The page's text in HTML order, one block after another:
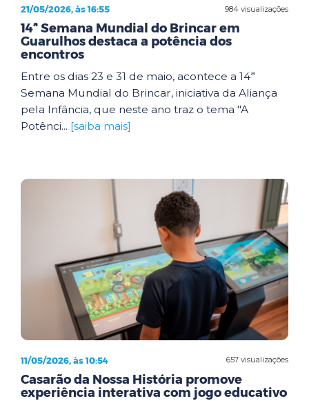
984 visualizações
21/05/2026, às 16:55
14ª Semana Mundial do Brincar em
Guarulhos destaca a potência dos
encontros
Entre os dias 23 e 31 de maio, acontece a 14ª
Semana Mundial do Brincar, iniciativa da Aliança
pela Infância, que neste ano traz o tema "A
Potênci... [saiba mais]
657 visualizações
11/05/2026, às 10:54
Casarão da Nossa História promove
experiência interativa com jogo educativo